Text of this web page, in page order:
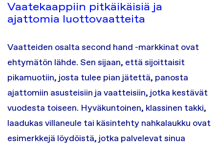
Vaatekaappiin pitkäikäisiä ja
ajattomia luottovaatteita
Vaatteiden osalta second hand -markkinat ovat
ehtymätön lähde. Sen sijaan, että sijoittaisit
pikamuotiin, josta tulee pian jätettä, panosta
ajattomiin asusteisiin ja vaatteisiin, jotka kestävät
vuodesta toiseen. Hyväkuntoinen, klassinen takki,
laadukas villaneule tai käsintehty nahkalaukku ovat
esimerkkejä löydöistä, jotka palvelevat sinua